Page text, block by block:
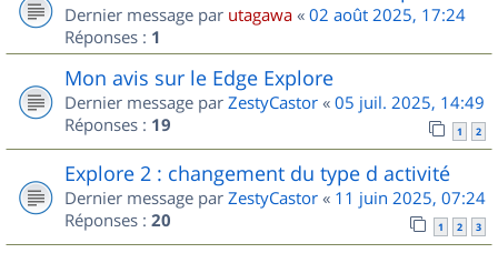
Dernier message par utagawa « 02 août 2025, 17:24
Réponses : 1
Mon avis sur le Edge Explore
Dernier message par ZestyCastor « 05 juil. 2025, 14:49
Réponses : 19 1 2
Explore 2 : changement du type d activité
Dernier message par ZestyCastor « 11 juin 2025, 07:24
Réponses : 20 1 2 3